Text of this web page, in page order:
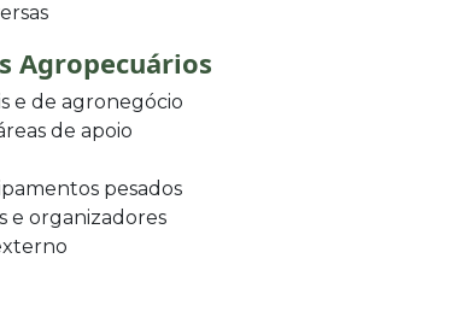
Agropecuários
e de agronegócio
de apoio
pesados
e organizadores